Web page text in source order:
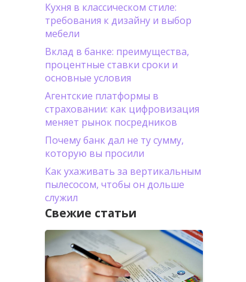
Кухня в классическом стиле:
требования к дизайну и выбор
мебели
Вклад в банке: преимущества,
процентные ставки сроки и
основные условия
Агентские платформы в
страховании: как цифровизация
меняет рынок посредников
Почему банк дал не ту сумму,
которую вы просили
Как ухаживать за вертикальным
пылесосом, чтобы он дольше
служил
Свежие статьи